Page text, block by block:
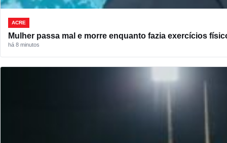
ACRE
Mulher passa mal e morre enquanto fazia exercícios
há 8 minutos